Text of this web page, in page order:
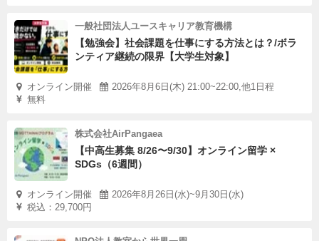
一般社団法人ユースキャリア教育機構
【勉強会】社会課題を仕事にする方法とは？/ボラ
ンティア継続の限界【大学生対象】
オンライン開催
2026年8月6日(木) 21:00~22:00,他1日程
無料
株式会社AirPangaea
【中高生募集 8/26〜9/30】オンライン留学 ×
SDGs（6週間）
オンライン開催
2026年8月26日(水)~9月30日(水)
税込：29,700円